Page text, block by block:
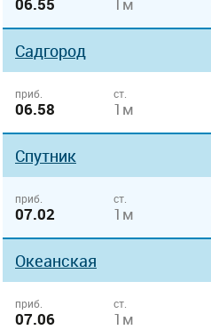
Садгород
приб.
06.58
ст.
1м
Спутник
приб.
07.02
ст.
1м
Океанская
приб.
07.06
ст.
1м